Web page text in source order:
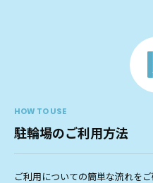
HOW TO USE
駐輪場のご利用方法
ご利用についての簡単な流れをご